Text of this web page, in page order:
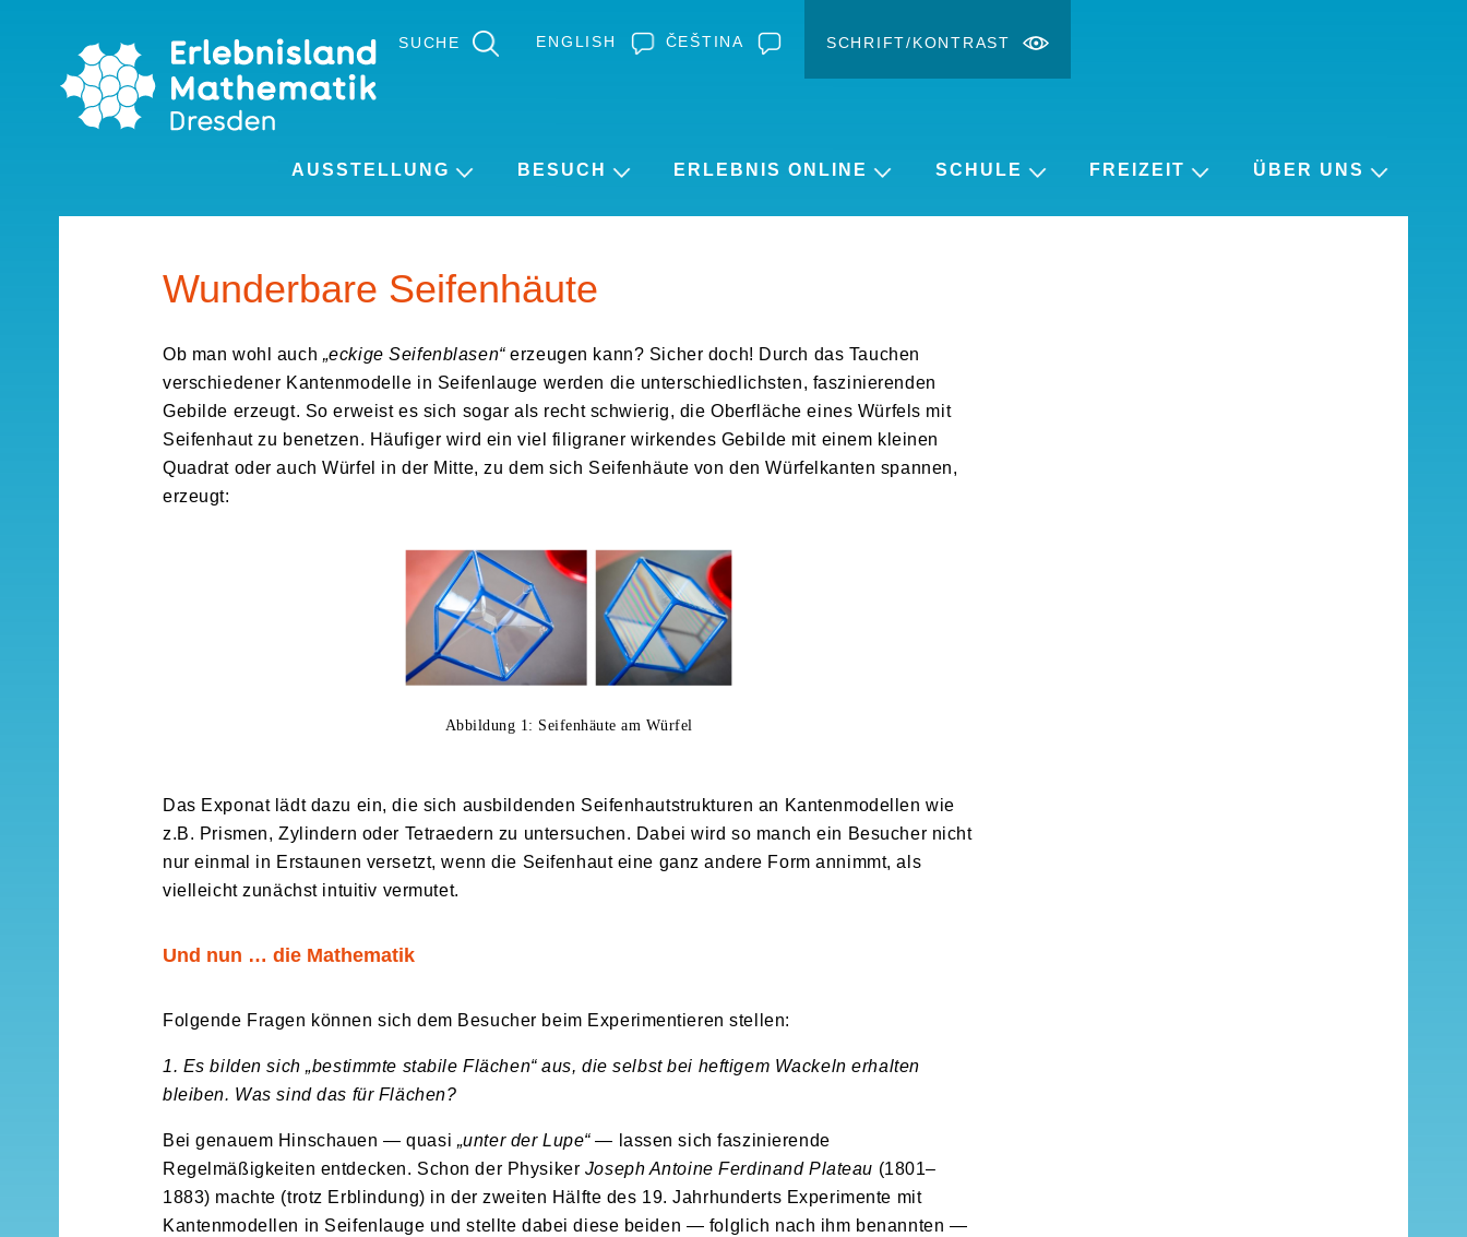
SUCHE ENGLISH ČEŠTINA SCHRIFT/KONTRAST
Kontrast ändern
AUSSTELLUNG BESUCH ERLEBNIS ONLINE SCHULE FREIZEIT ÜBER UNS
Wunderbare Seifenhäute
Ob man wohl auch „eckige Seifenblasen“erzeugen kann? Sicher doch! Durch das Tauchen
verschiedener Kantenmodelle in Seifenlauge werden die unterschiedlichsten, faszinierenden
Gebilde erzeugt. So erweist es sich sogar als recht schwierig, die Oberfläche eines Würfels mit
Seifenhaut zu benetzen. Häufiger wird ein viel filigraner wirkendes Gebilde mit einem kleinen
Quadrat oder auch Würfel in der Mitte, zu dem sich Seifenhäute von den Würfelkanten spannen,
erzeugt:
Abbildung 1: Seifenhäute am Würfel
Das Exponat lädt dazu ein, die sich ausbildenden Seifenhautstrukturen an Kantenmodellen wie
z.B. Prismen, Zylindern oder Tetraedern zu untersuchen. Dabei wird so manch ein Besucher nicht
nur einmal in Erstaunen versetzt, wenn die Seifenhaut eine ganz andere Form annimmt, als
vielleicht zunächst intuitiv vermutet.
Und nun … die Mathematik
Folgende Fragen können sich dem Besucher beim Experimentieren stellen:
1. Es bilden sich „bestimmte stabile Flächen“ aus, die selbst bei heftigem Wackeln erhalten
bleiben. Was sind das für Flächen?
Bei genauem Hinschauen — quasi „unter der Lupe“— lassen sich faszinierende
Regelmäßigkeiten entdecken. Schon der Physiker Joseph Antoine Ferdinand Plateau (1801–
1883) machte (trotz Erblindung) in der zweiten Hälfte des 19. Jahrhunderts Experimente mit
Kantenmodellen in Seifenlauge und stellte dabei diese beiden — folglich nach ihm benannten —